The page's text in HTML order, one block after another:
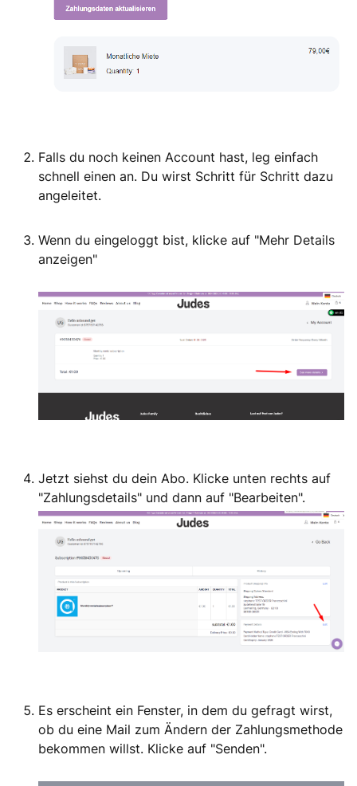
Falls du noch keinen Account hast, leg einfach
schnell einen an. Du wirst Schritt für Schritt dazu
angeleitet.
Wenn du eingeloggt bist, klicke auf "Mehr Details
anzeigen"
Jetzt siehst du dein Abo. Klicke unten rechts auf
"Zahlungsdetails" und dann auf "Bearbeiten".
Es erscheint ein Fenster, in dem du gefragt wirst,
ob du eine Mail zum Ändern der Zahlungsmethode
bekommen willst. Klicke auf "Senden".